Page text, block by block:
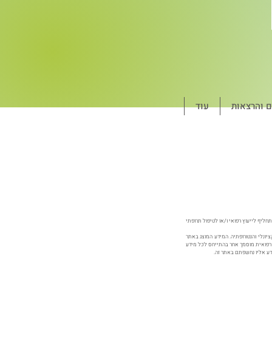
והרצאות עוד
לייעוץ רפואי ו/או לטיפול תרופתי
והנטורופתיה. המידע המוצג באתר
רפואית מוסמך אחר בהתייחס לכל מידע
אליו נחשפתם באתר זה.